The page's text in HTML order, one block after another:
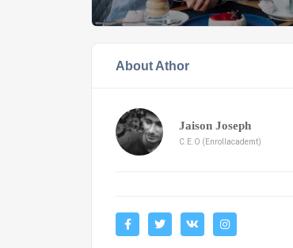
About Athor
Jaison Joseph
C.E.O (Enrollacademt)